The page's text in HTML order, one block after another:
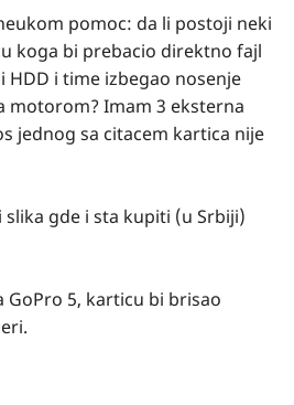
pomoc: da li postoji neki
koga bi prebacio direktno fajl
HDD i time izbegao nosenje
motorom? Imam 3 eksterna
jednog sa citacem kartica nije
gde i sta kupiti (u Srbiji)
GoPro 5, karticu bi brisao